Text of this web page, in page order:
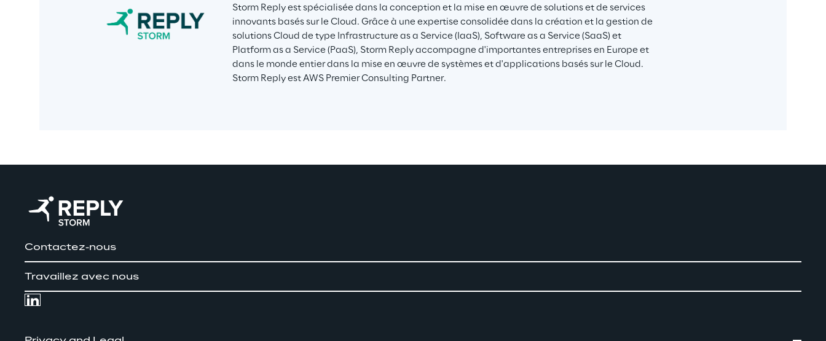
Storm Reply est spécialisée dans la conception et la mise en œuvre de solutions et de services
innovants basés sur le Cloud. Grâce à une expertise consolidée dans la création et la gestion de
solutions Cloud de type Infrastructure as a Service (IaaS), Software as a Service (SaaS) et
Platform as a Service (PaaS), Storm Reply accompagne d'importantes entreprises en Europe et
dans le monde entier dans la mise en œuvre de systèmes et d'applications basés sur le Cloud.
Storm Reply est AWS Premier Consulting Partner.
Contactez-nous
Travaillez avec nous